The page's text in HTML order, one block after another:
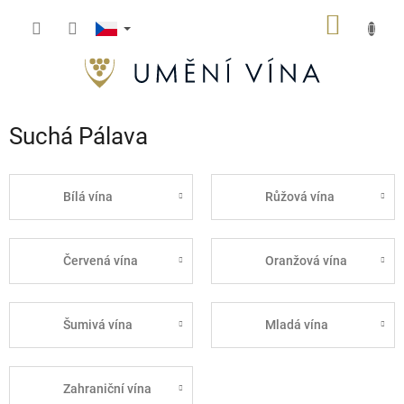
Suchá Pálava
Bílá vína Růžová vína
Červená vína Oranžová vína
Šumivá vína Mladá vína
Zahraniční vína